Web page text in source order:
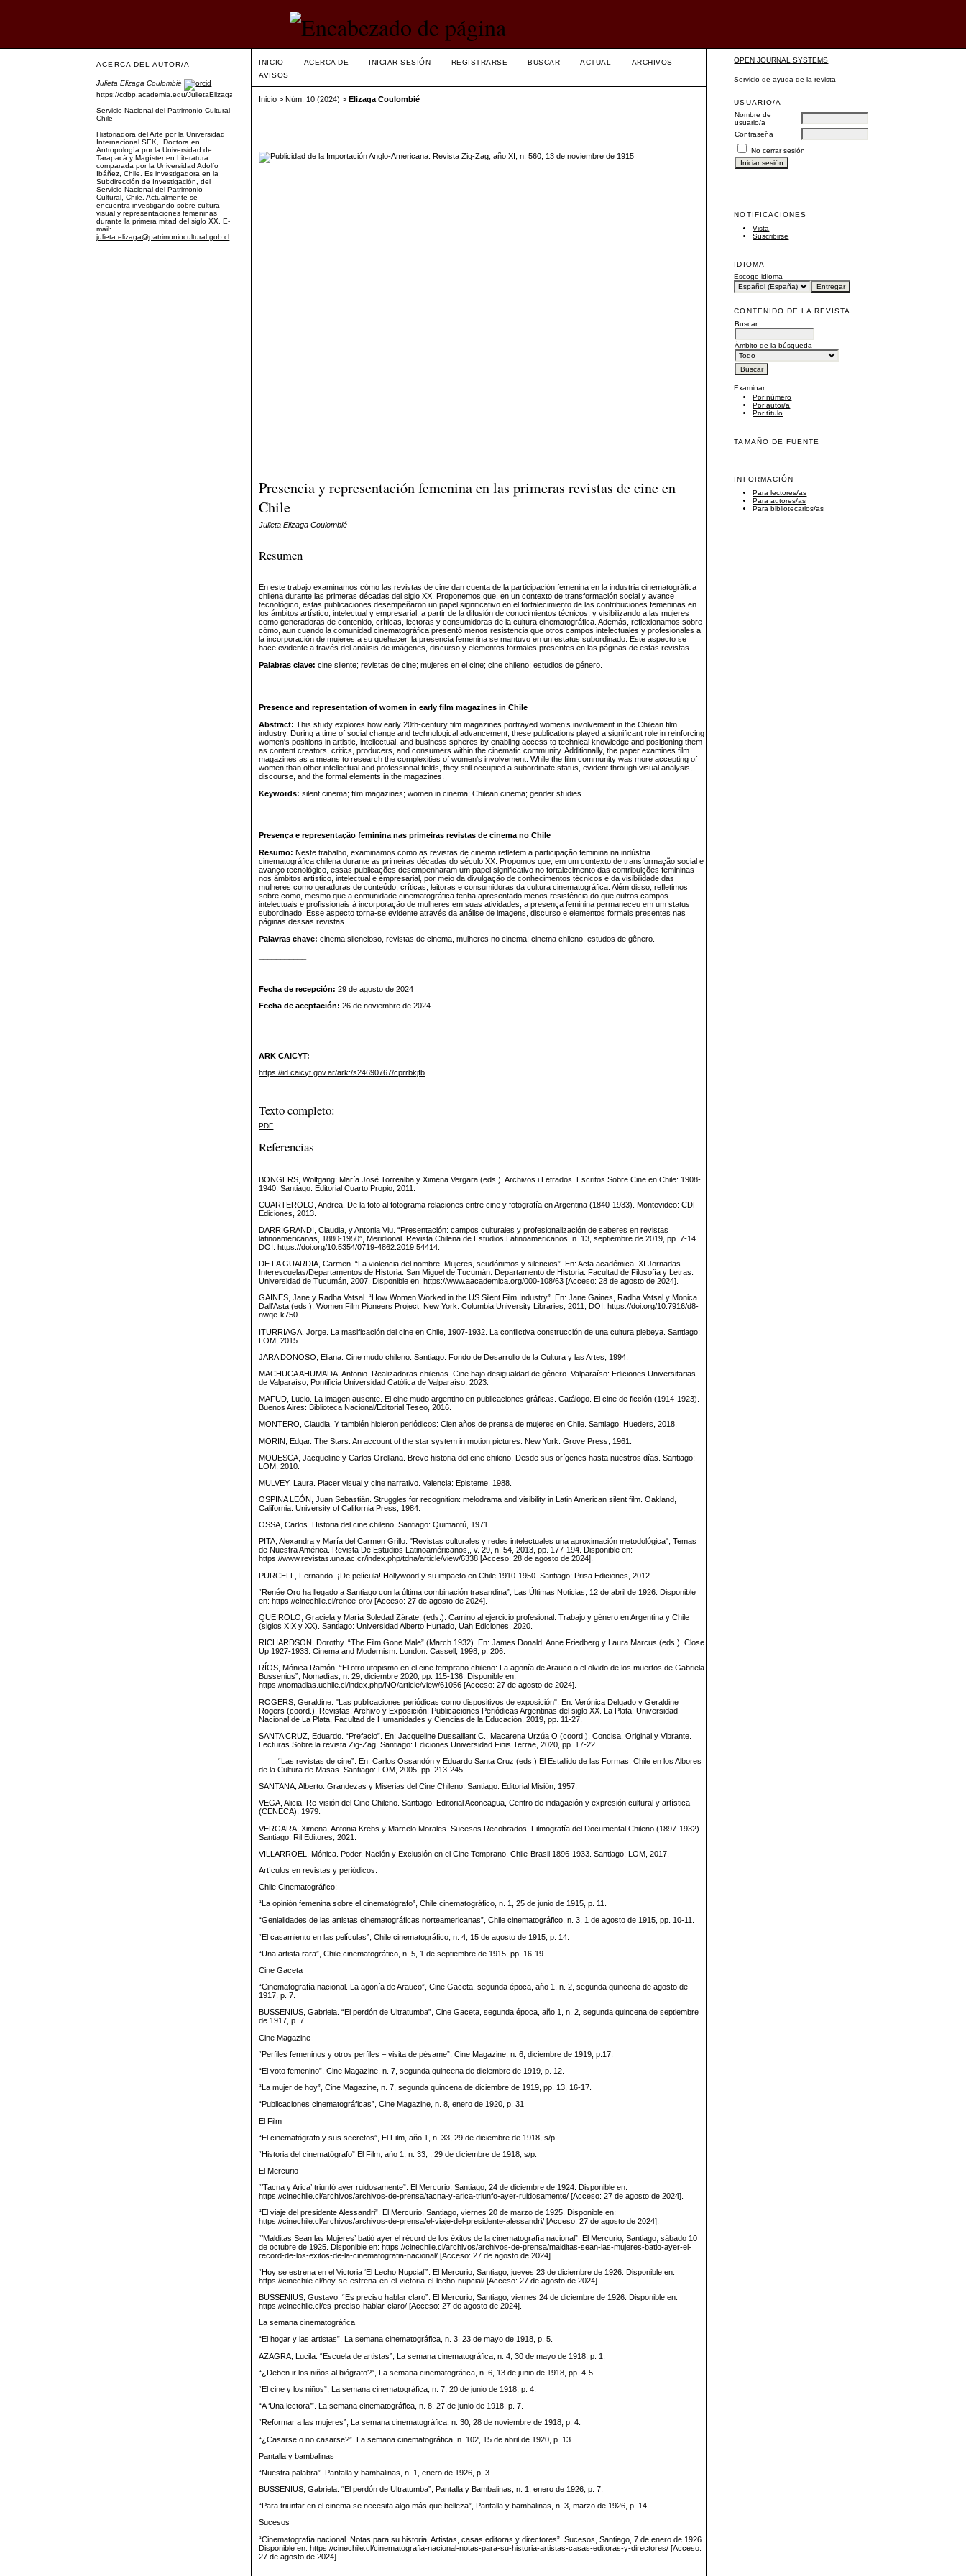
ACERCA DEL AUTOR/A
Julieta Elizaga Coulombié
https://cdbp.academia.edu/JulietaElizaga
Servicio Nacional del Patrimonio Cultural
Chile
Historiadora del Arte por la Universidad
Internacional SEK, Doctora en
Antropología por la Universidad de
Tarapacá y Magíster en Literatura
comparada por la Universidad Adolfo
Ibáñez, Chile. Es investigadora en la
Subdirección de Investigación, del
Servicio Nacional del Patrimonio
Cultural, Chile. Actualmente se
encuentra investigando sobre cultura
visual y representaciones femeninas
durante la primera mitad del siglo XX. E-
mail:
julieta.elizaga@patrimoniocultural.gob.cl
OPEN JOURNAL SYSTEMS
Servicio de ayuda de la revista
USUARIO/A
Nombre de
usuario/a
Contraseña
No cerrar sesión
NOTIFICACIONES
Vista
Suscribirse
IDIOMA
Escoge idioma
CONTENIDO DE LA REVISTA
Buscar
Ámbito de la búsqueda
Examinar
Por número
Por autor/a
Por título
TAMAÑO DE FUENTE
INFORMACIÓN
Para lectores/as
Para autores/as
Para bibliotecarios/as
INICIO ACERCA DE INICIAR SESIÓN REGISTRARSE BUSCAR ACTUAL
ARCHIVOS
AVISOS
Inicio >Núm. 10 (2024) >Elizaga Coulombié
Presencia y representación femenina en las primeras revistas de cine en
Chile
Julieta Elizaga Coulombié
Resumen
En este trabajo examinamos cómo las revistas de cine dan cuenta de la participación femenina en la industria cinematográfica
chilena durante las primeras décadas del siglo XX. Proponemos que, en un contexto de transformación social y avance
tecnológico, estas publicaciones desempeñaron un papel significativo en el fortalecimiento de las contribuciones femeninas en
los ámbitos artístico, intelectual y empresarial, a partir de la difusión de conocimientos técnicos, y visibilizando a las mujeres
como generadoras de contenido, críticas, lectoras y consumidoras de la cultura cinematográfica. Además, reflexionamos sobre
cómo, aun cuando la comunidad cinematográfica presentó menos resistencia que otros campos intelectuales y profesionales a
la incorporación de mujeres a su quehacer, la presencia femenina se mantuvo en un estatus subordinado. Este aspecto se
hace evidente a través del análisis de imágenes, discurso y elementos formales presentes en las páginas de estas revistas.
Palabras clave: cine silente; revistas de cine; mujeres en el cine; cine chileno; estudios de género.
Presence and representation of women in early film magazines in Chile
Abstract:This study explores how early 20th-century film magazines portrayed women’s involvement in the Chilean film
industry. During a time of social change and technological advancement, these publications played a significant role in reinforcing
women's positions in artistic, intellectual, and business spheres by enabling access to technical knowledge and positioning them
as content creators, critics, producers, and consumers within the cinematic community. Additionally, the paper examines film
magazines as a means to research the complexities of women's involvement. While the film community was more accepting of
women than other intellectual and professional fields, they still occupied a subordinate status, evident through visual analysis,
discourse, and the formal elements in the magazines.
Keywords: silent cinema; film magazines; women in cinema; Chilean cinema; gender studies.
Presença e representação feminina nas primeiras revistas de cinema no Chile
Resumo: Neste trabalho, examinamos como as revistas de cinema refletem a participação feminina na indústria
cinematográfica chilena durante as primeiras décadas do século XX. Propomos que, em um contexto de transformação social e
avanço tecnológico, essas publicações desempenharam um papel significativo no fortalecimento das contribuições femininas
nos âmbitos artístico, intelectual e empresarial, por meio da divulgação de conhecimentos técnicos e da visibilidade das
mulheres como geradoras de conteúdo, críticas, leitoras e consumidoras da cultura cinematográfica. Além disso, refletimos
sobre como, mesmo que a comunidade cinematográfica tenha apresentado menos resistência do que outros campos
intelectuais e profissionais à incorporação de mulheres em suas atividades, a presença feminina permaneceu em um status
subordinado. Esse aspecto torna-se evidente através da análise de imagens, discurso e elementos formais presentes nas
páginas dessas revistas.
Palavras chave: cinema silencioso, revistas de cinema, mulheres no cinema; cinema chileno, estudos de gênero.
Fecha de recepción:29 de agosto de 2024
Fecha de aceptación:26 de noviembre de 2024
ARK CAICYT:
https://id.caicyt.gov.ar/ark:/s24690767/cprrbkjfb
Texto completo:
PDF
Referencias
BONGERS, Wolfgang; María José Torrealba y Ximena Vergara (eds.). Archivos i Letrados. Escritos Sobre Cine en Chile: 1908-
1940. Santiago: Editorial Cuarto Propio, 2011.
CUARTEROLO, Andrea. De la foto al fotograma relaciones entre cine y fotografía en Argentina (1840-1933). Montevideo: CDF
Ediciones, 2013.
DARRIGRANDI, Claudia, y Antonia Viu. “Presentación: campos culturales y profesionalización de saberes en revistas
latinoamericanas, 1880-1950”, Meridional. Revista Chilena de Estudios Latinoamericanos, n. 13, septiembre de 2019, pp. 7-14.
DOI: https://doi.org/10.5354/0719-4862.2019.54414.
DE LA GUARDIA, Carmen. “La violencia del nombre. Mujeres, seudónimos y silencios”. En: Acta académica, XI Jornadas
Interescuelas/Departamentos de Historia. San Miguel de Tucumán: Departamento de Historia. Facultad de Filosofía y Letras.
Universidad de Tucumán, 2007. Disponible en: https://www.aacademica.org/000-108/63 [Acceso: 28 de agosto de 2024].
GAINES, Jane y Radha Vatsal. “How Women Worked in the US Silent Film Industry”. En: Jane Gaines, Radha Vatsal y Monica
Dall’Asta (eds.), Women Film Pioneers Project. New York: Columbia University Libraries, 2011, DOI: https://doi.org/10.7916/d8-
nwqe-k750.
ITURRIAGA, Jorge. La masificación del cine en Chile, 1907-1932. La conflictiva construcción de una cultura plebeya. Santiago:
LOM, 2015.
JARA DONOSO, Eliana. Cine mudo chileno. Santiago: Fondo de Desarrollo de la Cultura y las Artes, 1994.
MACHUCA AHUMADA, Antonio. Realizadoras chilenas. Cine bajo desigualdad de género. Valparaíso: Ediciones Universitarias
de Valparaíso, Pontificia Universidad Católica de Valparaíso, 2023.
MAFUD, Lucio. La imagen ausente. El cine mudo argentino en publicaciones gráficas. Catálogo. El cine de ficción (1914-1923).
Buenos Aires: Biblioteca Nacional/Editorial Teseo, 2016.
MONTERO, Claudia. Y también hicieron periódicos: Cien años de prensa de mujeres en Chile. Santiago: Hueders, 2018.
MORIN, Edgar. The Stars. An account of the star system in motion pictures. New York: Grove Press, 1961.
MOUESCA, Jacqueline y Carlos Orellana. Breve historia del cine chileno. Desde sus orígenes hasta nuestros días. Santiago:
LOM, 2010.
MULVEY, Laura. Placer visual y cine narrativo. Valencia: Episteme, 1988.
OSPINA LEÓN, Juan Sebastián. Struggles for recognition: melodrama and visibility in Latin American silent film. Oakland,
California: University of California Press, 1984.
OSSA, Carlos. Historia del cine chileno. Santiago: Quimantú, 1971.
PITA, Alexandra y María del Carmen Grillo. "Revistas culturales y redes intelectuales una aproximación metodológica", Temas
de Nuestra América. Revista De Estudios Latinoaméricanos,, v. 29, n. 54, 2013, pp. 177-194. Disponible en:
https://www.revistas.una.ac.cr/index.php/tdna/article/view/6338 [Acceso: 28 de agosto de 2024].
PURCELL, Fernando. ¡De película! Hollywood y su impacto en Chile 1910-1950. Santiago: Prisa Ediciones, 2012.
“Renée Oro ha llegado a Santiago con la última combinación trasandina”, Las Últimas Noticias, 12 de abril de 1926. Disponible
en: https://cinechile.cl/renee-oro/ [Acceso: 27 de agosto de 2024].
QUEIROLO, Graciela y María Soledad Zárate, (eds.). Camino al ejercicio profesional. Trabajo y género en Argentina y Chile
(siglos XIX y XX). Santiago: Universidad Alberto Hurtado, Uah Ediciones, 2020.
RICHARDSON, Dorothy. “The Film Gone Male” (March 1932). En: James Donald, Anne Friedberg y Laura Marcus (eds.). Close
Up 1927-1933: Cinema and Modernism. London: Cassell, 1998, p. 206.
RÍOS, Mónica Ramón. “El otro utopismo en el cine temprano chileno: La agonía de Arauco o el olvido de los muertos de Gabriela
Bussenius”, Nomadías, n. 29, diciembre 2020, pp. 115-136. Disponible en:
https://nomadias.uchile.cl/index.php/NO/article/view/61056 [Acceso: 27 de agosto de 2024].
ROGERS, Geraldine. "Las publicaciones periódicas como dispositivos de exposición". En: Verónica Delgado y Geraldine
Rogers (coord.). Revistas, Archivo y Exposición: Publicaciones Periódicas Argentinas del siglo XX. La Plata: Universidad
Nacional de La Plata, Facultad de Humanidades y Ciencias de la Educación, 2019, pp. 11-27.
SANTA CRUZ, Eduardo. “Prefacio”. En: Jacqueline Dussaillant C., Macarena Urzúa O (coord.). Concisa, Original y Vibrante.
Lecturas Sobre la revista Zig-Zag. Santiago: Ediciones Universidad Finis Terrae, 2020, pp. 17-22.
____ “Las revistas de cine”. En: Carlos Ossandón y Eduardo Santa Cruz (eds.) El Estallido de las Formas. Chile en los Albores
de la Cultura de Masas. Santiago: LOM, 2005, pp. 213-245.
SANTANA, Alberto. Grandezas y Miserias del Cine Chileno. Santiago: Editorial Misión, 1957.
VEGA, Alicia. Re-visión del Cine Chileno. Santiago: Editorial Aconcagua, Centro de indagación y expresión cultural y artística
(CENECA), 1979.
VERGARA, Ximena, Antonia Krebs y Marcelo Morales. Sucesos Recobrados. Filmografía del Documental Chileno (1897-1932).
Santiago: Ril Editores, 2021.
VILLARROEL, Mónica. Poder, Nación y Exclusión en el Cine Temprano. Chile-Brasil 1896-1933. Santiago: LOM, 2017.
Artículos en revistas y periódicos:
Chile Cinematográfico:
“La opinión femenina sobre el cinematógrafo”, Chile cinematográfico, n. 1, 25 de junio de 1915, p. 11.
“Genialidades de las artistas cinematográficas norteamericanas”, Chile cinematográfico, n. 3, 1 de agosto de 1915, pp. 10-11.
“El casamiento en las películas”, Chile cinematográfico, n. 4, 15 de agosto de 1915, p. 14.
“Una artista rara”, Chile cinematográfico, n. 5, 1 de septiembre de 1915, pp. 16-19.
Cine Gaceta
“Cinematografía nacional. La agonía de Arauco”, Cine Gaceta, segunda época, año 1, n. 2, segunda quincena de agosto de
1917, p. 7.
BUSSENIUS, Gabriela. “El perdón de Ultratumba”, Cine Gaceta, segunda época, año 1, n. 2, segunda quincena de septiembre
de 1917, p. 7.
Cine Magazine
“Perfiles femeninos y otros perfiles – visita de pésame”, Cine Magazine, n. 6, diciembre de 1919, p.17.
“El voto femenino”, Cine Magazine, n. 7, segunda quincena de diciembre de 1919, p. 12.
“La mujer de hoy”, Cine Magazine, n. 7, segunda quincena de diciembre de 1919, pp. 13, 16-17.
“Publicaciones cinematográficas”, Cine Magazine, n. 8, enero de 1920, p. 31
El Film
“El cinematógrafo y sus secretos”, El Film, año 1, n. 33, 29 de diciembre de 1918, s/p.
“Historia del cinematógrafo” El Film, año 1, n. 33, , 29 de diciembre de 1918, s/p.
El Mercurio
“’Tacna y Arica’ triunfó ayer ruidosamente”. El Mercurio, Santiago, 24 de diciembre de 1924. Disponible en:
https://cinechile.cl/archivos/archivos-de-prensa/tacna-y-arica-triunfo-ayer-ruidosamente/ [Acceso: 27 de agosto de 2024].
“El viaje del presidente Alessandri”. El Mercurio, Santiago, viernes 20 de marzo de 1925. Disponible en:
https://cinechile.cl/archivos/archivos-de-prensa/el-viaje-del-presidente-alessandri/ [Acceso: 27 de agosto de 2024].
“’Malditas Sean las Mujeres’ batió ayer el récord de los éxitos de la cinematografía nacional”. El Mercurio, Santiago, sábado 10
de octubre de 1925. Disponible en: https://cinechile.cl/archivos/archivos-de-prensa/malditas-sean-las-mujeres-batio-ayer-el-
record-de-los-exitos-de-la-cinematografia-nacional/ [Acceso: 27 de agosto de 2024].
“Hoy se estrena en el Victoria ‘El Lecho Nupcial’”. El Mercurio, Santiago, jueves 23 de diciembre de 1926. Disponible en:
https://cinechile.cl/hoy-se-estrena-en-el-victoria-el-lecho-nupcial/ [Acceso: 27 de agosto de 2024].
BUSSENIUS, Gustavo. “Es preciso hablar claro”. El Mercurio, Santiago, viernes 24 de diciembre de 1926. Disponible en:
https://cinechile.cl/es-preciso-hablar-claro/ [Acceso: 27 de agosto de 2024].
La semana cinematográfica
“El hogar y las artistas”, La semana cinematográfica, n. 3, 23 de mayo de 1918, p. 5.
AZAGRA, Lucila. “Escuela de artistas”, La semana cinematográfica, n. 4, 30 de mayo de 1918, p. 1.
“¿Deben ir los niños al biógrafo?”, La semana cinematográfica, n. 6, 13 de junio de 1918, pp. 4-5.
“El cine y los niños”, La semana cinematográfica, n. 7, 20 de junio de 1918, p. 4.
“A ‘Una lectora’”. La semana cinematográfica, n. 8, 27 de junio de 1918, p. 7.
“Reformar a las mujeres”, La semana cinematográfica, n. 30, 28 de noviembre de 1918, p. 4.
“¿Casarse o no casarse?”. La semana cinematográfica, n. 102, 15 de abril de 1920, p. 13.
Pantalla y bambalinas
“Nuestra palabra”. Pantalla y bambalinas, n. 1, enero de 1926, p. 3.
BUSSENIUS, Gabriela. “El perdón de Ultratumba”, Pantalla y Bambalinas, n. 1, enero de 1926, p. 7.
“Para triunfar en el cinema se necesita algo más que belleza”, Pantalla y bambalinas, n. 3, marzo de 1926, p. 14.
Sucesos
“Cinematografía nacional. Notas para su historia. Artistas, casas editoras y directores”. Sucesos, Santiago, 7 de enero de 1926.
Disponible en: https://cinechile.cl/cinematografia-nacional-notas-para-su-historia-artistas-casas-editoras-y-directores/ [Acceso:
27 de agosto de 2024].